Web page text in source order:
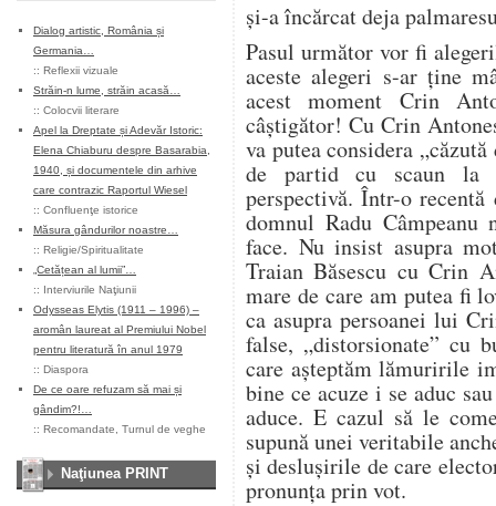
Dialog artistic, România și
Germania…
:: Reflexii vizuale
Străin-n lume, străin acasă…
:: Colocvii literare
Apel la Dreptate și Adevăr Istoric:
Elena Chiaburu despre Basarabia,
1940, și documentele din arhive
care contrazic Raportul Wiesel
:: Confluenţe istorice
Măsura gândurilor noastre…
:: Religie/Spiritualitate
„Cetățean al lumii”…
:: Interviurile Naţiunii
Odysseas Elytis (1911 – 1996) –
aromân laureat al Premiului Nobel
pentru literatură în anul 1979
:: Diaspora
De ce oare refuzam să mai și
gândim?!…
:: Recomandate Turnul de veghe
Naţiunea PRINT
și-a încărcat deja
Pasul următor vor fi
aceste alegeri s-ar ține
acest moment Crin
câștigător! Cu Crin
va putea considera
de partid cu scaun la
perspectivă. Într-o
domnul Radu Câmpeanu
face. Nu insist asupra
Traian Băsescu cu Crin
mare de care am putea fi
ca asupra persoanei lui
false, „distorsionate” cu
care așteptăm lămuririle
bine ce acuze i se aduc
aduce. E cazul să le
supună unei veritabile
și deslușirile de care
pronunța prin vot.